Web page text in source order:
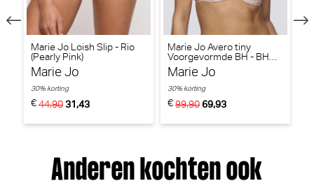
Marie Jo Loish Slip - Rio
(Pearly Pink)
Marie Jo
30% korting
€44,9031,43
Marie Jo Avero tiny
Voorgevormde BH - BH
Hartvorm (Powder Rose)
Marie Jo
30% korting
€99,9069,93
Anderen kochten ook